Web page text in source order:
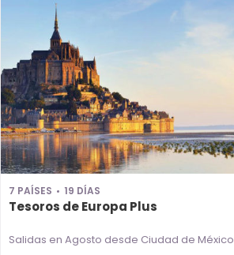
7 PAÍSES 19 DÍAS
Tesoros de Europa Plus
Salidas en Agosto desde Ciudad de México